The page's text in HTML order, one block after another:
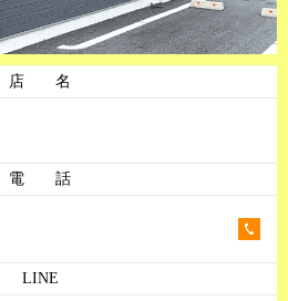
店 名
電 話
LINE